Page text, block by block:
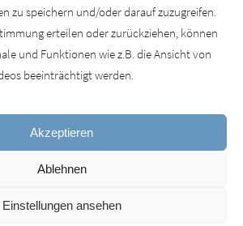
zu speichern und/oder darauf zuzugreifen.
erteilen oder zurückziehen, können
und Funktionen wie z.B. die Ansicht von
beeinträchtigt werden.
Akzeptieren
Ablehnen
Einstellungen ansehen
- Sachverständigenhilfe für Altbau und Neubau